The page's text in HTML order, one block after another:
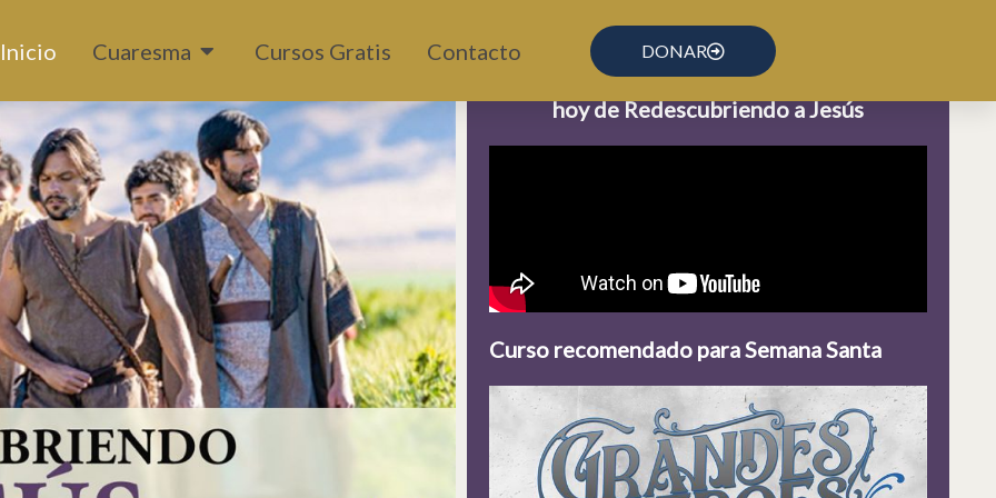
Inicio Cuaresma Abrir CuaresmaCursos Gratis Contacto DONAR
Haz clic en el video para ver la reflexión de
hoy de Redescubriendo a Jesús
Curso recomendado para Semana Santa